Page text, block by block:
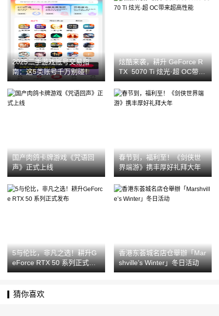
2025二手游戏账号交易指
南：这5类账号千万别碰！
炫酷来袭，耕升 GeForce R
TX 5070 Ti 炫光·超 OC带来
超高性能
国产肉鸽卡牌游戏《咒语回
声》正式上线
春节到，福利至！《剑侠世
界端游》携丰厚好礼拜大年
5与伦比，非凡之选！耕升G
eForce RTX 50 系列正式发
布
香港东荟城名店仓舉辦「Mar
shville’s Winter」冬日活动
猜你喜欢